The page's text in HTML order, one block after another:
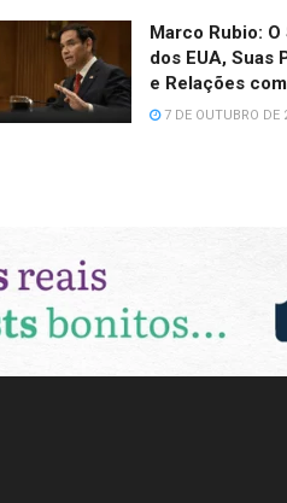
Marco Rubio:
dos EUA, Suas
e Relações
7 DE OUTUBRO DE